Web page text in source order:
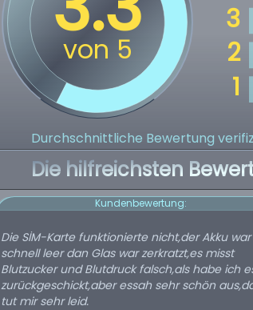
Durchschnittliche Bewertung
Die hilfreichsten
Kundenbewertung:
Die SİM-Karte funktionierte nicht,der Akku war
schnell leer dan Glas war zerkratzt,es misst
Blutzucker und Blutdruck falsch,als habe ich
zurückgeschickt,aber essah sehr schön
tut mir sehr leid.